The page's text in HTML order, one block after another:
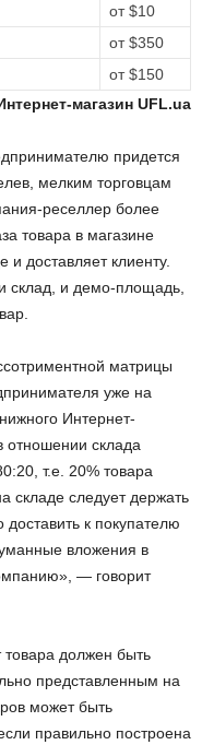
от $10
от $350
от $150
магазин UFL.ua
придется
мелким торговцам
реселлер более
товара в магазине
и доставляет клиенту.
склад, и демо-площадь,
матрицы
уже на
Интернет-
отношении склада
т.е. 20% товара
складе следует держать
к покупателю
вложения в
— говорит
должен быть
представленным на
может быть
правильно построена